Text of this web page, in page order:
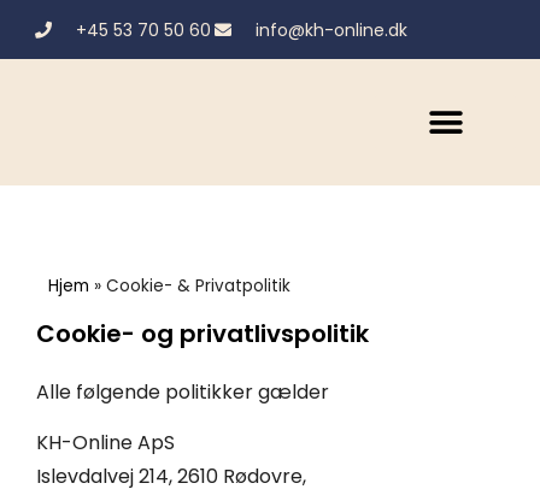
+45 53 70 50 60 info@kh-online.dk
Hjem » Cookie- & Privatpolitik
Cookie- og privatlivspolitik
Alle følgende politikker gælder
KH-Online ApS
Islevdalvej 214, 2610 Rødovre,